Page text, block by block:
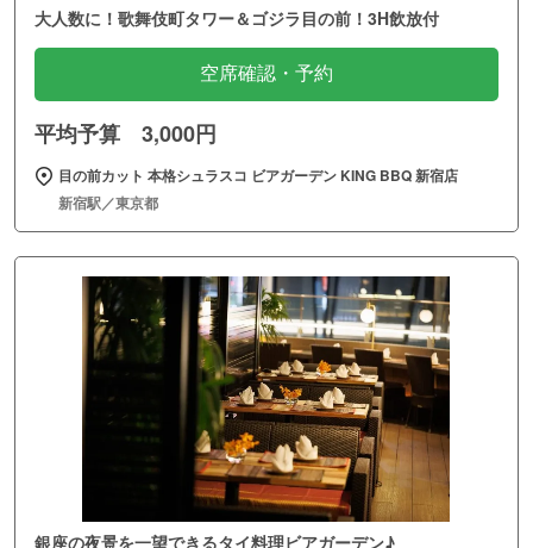
大人数に！歌舞伎町タワー＆ゴジラ目の前！3H飲放付
空席確認・予約
平均予算 3,000円
目の前カット 本格シュラスコ ビアガーデン KING BBQ 新宿店
新宿駅／東京都
銀座の夜景を一望できるタイ料理ビアガーデン♪